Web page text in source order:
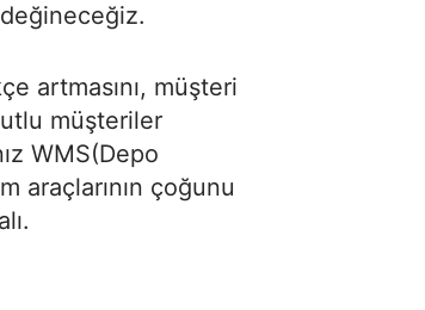
artmasını, müşteri
müşteriler
WMS(Depo
araçlarının çoğunu